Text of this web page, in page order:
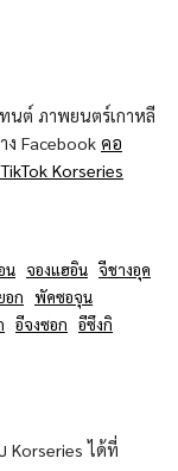
นต์ ภาพยนตร์เกาหลี
ง Facebook คอ
TikTok Korseries
น จองแฮอิน จีชางอุค
อก พัคซอจุน
อีจงซอก อีซึงกิ
Korseries ได้ที่